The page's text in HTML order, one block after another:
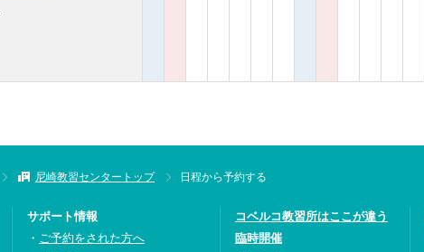
尼崎教習センタートップ 日程から予約する
サポート情報
ご予約をされた方へ
コベルコ教習所はここが違う
臨時開催